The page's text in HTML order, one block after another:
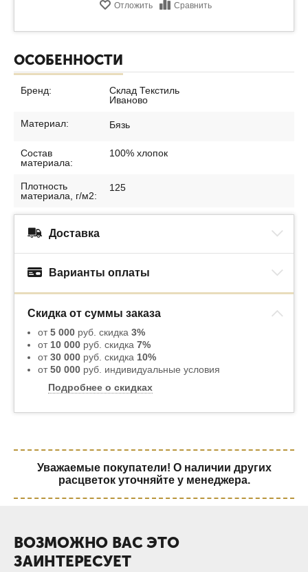
Отложить Сравнить
ОСОБЕННОСТИ
Бренд:
Склад Текстиль
Иваново
Материал: Бязь
Состав
материала:
100% хлопок
Плотность
материала, г/м2:
125
Доставка
Варианты оплаты
Скидка от суммы заказа
от5 000 руб. скидка 3%
от 10 000 руб. скидка 7%
от30 000 руб. скидка 10%
от50 000 руб. индивидуальные условия
Подробнее о скидках
Уважаемые покупатели! О наличии других
расцветок уточняйте у менеджера.
ВОЗМОЖНО ВАС ЭТО
ЗАИНТЕРЕСУЕТ